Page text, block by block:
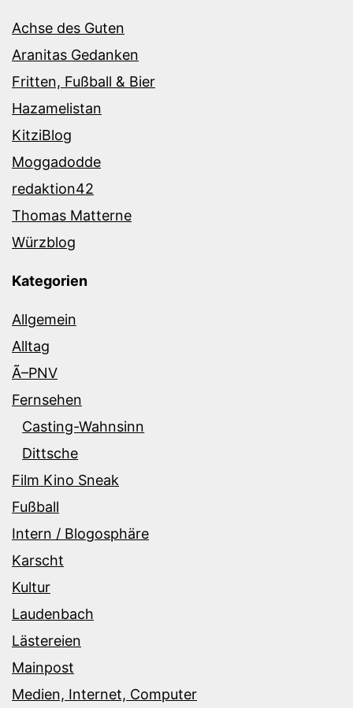
Achse des Guten
Aranitas Gedanken
Fritten, Fußball & Bier
Hazamelistan
KitziBlog
Moggadodde
redaktion42
Thomas Matterne
Würzblog
Kategorien
Allgemein
Alltag
Ã–PNV
Fernsehen
Casting-Wahnsinn
Dittsche
Film Kino Sneak
Fußball
Intern / Blogosphäre
Karscht
Kultur
Laudenbach
Lästereien
Mainpost
Medien, Internet, Computer